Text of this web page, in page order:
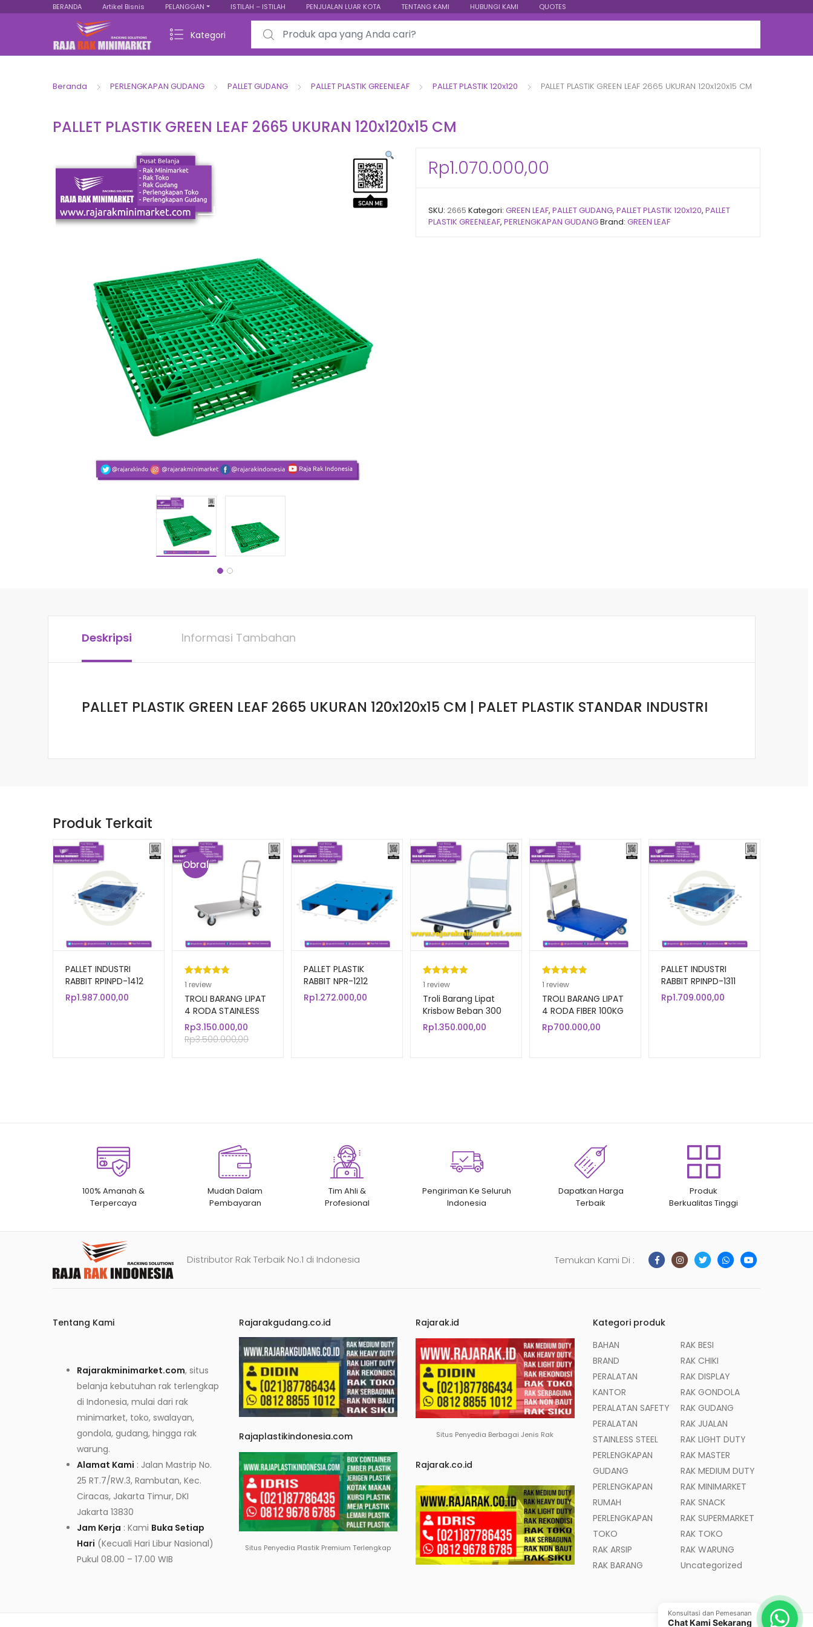
BERANDA Artikel Bisnis PELANGGAN ISTILAH – ISTILAH PENJUALAN LUAR KOTA TENTANG KAMI HUBUNGI KAMI QUOTES
Kategori
Search for:
Beranda PERLENGKAPAN GUDANG PALLET GUDANG PALLET PLASTIK GREENLEAF PALLET PLASTIK 120x120 PALLET PLASTIK GREEN LEAF 2665 UKURAN 120x120x15 CM
PALLET PLASTIK GREEN LEAF 2665 UKURAN 120x120x15 CM
Rp1.070.000,00
SKU: 2665 Kategori: GREEN LEAF, PALLET GUDANG, PALLET PLASTIK 120x120, PALLET
PLASTIK GREENLEAF, PERLENGKAPAN GUDANGBrand: GREEN LEAF
Deskripsi Informasi Tambahan
PALLET PLASTIK GREEN LEAF 2665 UKURAN 120x120x15 CM | PALET PLASTIK STANDAR INDUSTRI
Produk Terkait
PALLET INDUSTRI
RABBIT RPINPD-1412
Rp1.987.000,00
Obral
Peringkat
5.00dari 5
berdasarka
1
penilaian
pelanggan
1 review
TROLI BARANG LIPAT
4 RODA STAINLESS
TIPE FPT-500 KAP.
500 KG
Rp3.150.000,00
Rp3.500.000,00
PALLET PLASTIK
RABBIT NPR-1212
UKURAN 120x120x16
CM
Rp1.272.000,00
Peringkat
5.00dari 5
berdasarka
1
penilaian
pelanggan
1 review
Troli Barang Lipat
Krisbow Beban 300
Kg
Rp1.350.000,00
Peringkat
5.00dari 5
berdasarka
1
penilaian
pelanggan
1 review
TROLI BARANG LIPAT
4 RODA FIBER 100KG
TIPE FOURTNEY 8883
Rp700.000,00
PALLET INDUSTRI
RABBIT RPINPD-1311
Rp1.709.000,00
100% Amanah &
Terpercaya
Mudah Dalam
Pembayaran
Tim Ahli &
Profesional
Pengiriman Ke Seluruh
Indonesia
Dapatkan Harga
Terbaik
Produk
Berkualitas Tinggi
Distributor Rak Terbaik No.1 di Indonesia Temukan Kami Di :
Tentang Kami
Rajarakminimarket.com, situs
belanja kebutuhan rak terlengkap
di Indonesia, mulai dari rak
minimarket, toko, swalayan,
gondola, gudang, hingga rak
warung.
Alamat Kami : Jalan Mastrip No.
25 RT.7/RW.3, Rambutan, Kec.
Ciracas, Jakarta Timur, DKI
Jakarta 13830
Jam Kerja : Kami Buka Setiap
Hari (Kecuali Hari Libur Nasional)
Pukul 08.00 – 17.00 WIB
Rajarakgudang.co.id
Rajaplastikindonesia.com
Situs Penyedia Plastik Premium Terlengkap
Rajarak.id
Situs Penyedia Berbagai Jenis Rak
Rajarak.co.id
Kategori produk
BAHAN
BRAND
PERALATAN
KANTOR
PERALATAN SAFETY
PERALATAN
STAINLESS STEEL
PERLENGKAPAN
GUDANG
PERLENGKAPAN
RUMAH
PERLENGKAPAN
TOKO
RAK ARSIP
RAK BARANG
RAK BESI
RAK CHIKI
RAK DISPLAY
RAK GONDOLA
RAK GUDANG
RAK JUALAN
RAK LIGHT DUTY
RAK MASTER
RAK MEDIUM DUTY
RAK MINIMARKET
RAK SNACK
RAK SUPERMARKET
RAK TOKO
RAK WARUNG
Uncategorized
Konsultasi dan Pemesanan
Chat Kami Sekarang